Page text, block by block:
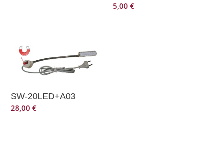
5,00€
SW-20LED+A03
28,00€